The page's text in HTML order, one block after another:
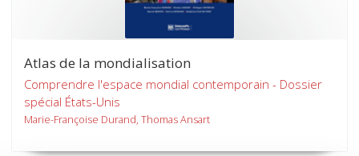
Atlas de la mondialisation
Comprendre l'espace mondial contemporain - Dossier
spécial États-Unis
Marie-Françoise Durand, Thomas Ansart